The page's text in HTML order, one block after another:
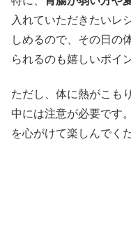
入れていただきたいレ
しめるので、その日の
られるのも嬉しいポイ
ただし、体に熱がこも
中には注意が必要です
を心がけて楽しんでく